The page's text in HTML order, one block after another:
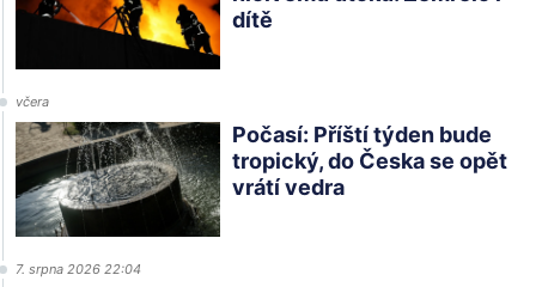
dítě
včera
Počasí: Příští týden bude
tropický, do Česka se opět
vrátí vedra
7. srpna 2026 22:04